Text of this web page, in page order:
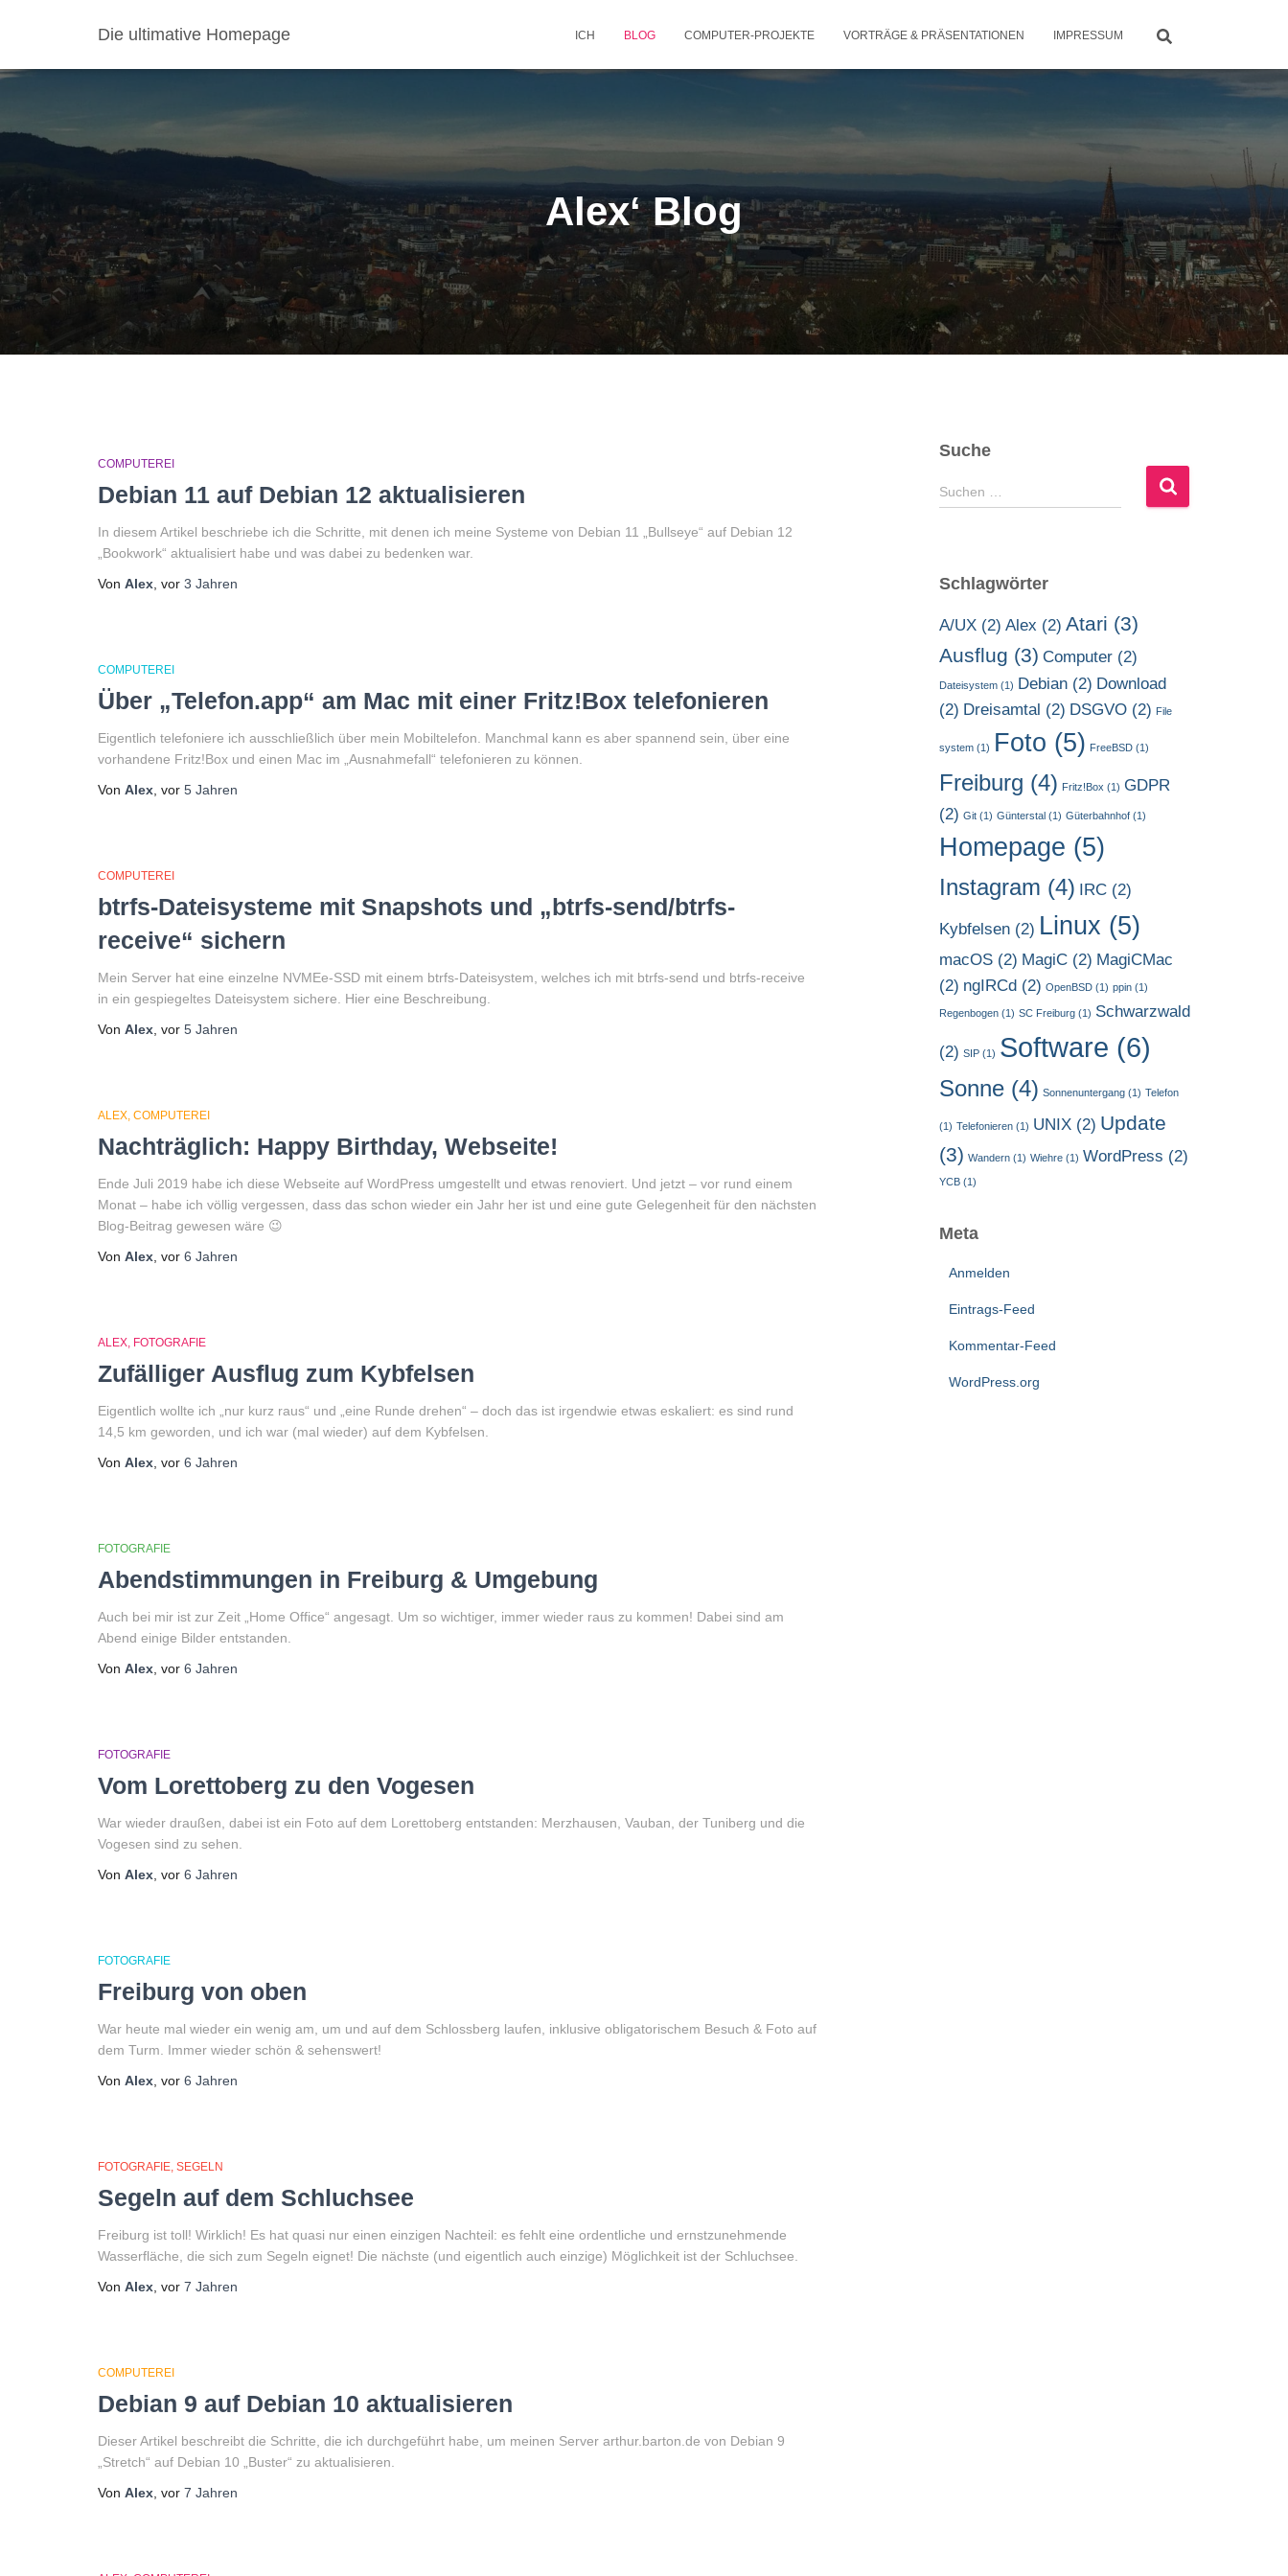
Die ultimative Homepage ICH BLOG COMPUTER-PROJEKTE VORTRÄGE & PRÄSENTATIONEN IMPRESSUM
Alex‘ Blog
COMPUTEREI
Debian 11 auf Debian 12 aktualisieren
In diesem Artikel beschriebe ich die Schritte, mit denen ich meine Systeme von Debian 11 „Bullseye“ auf Debian 12
„Bookwork“ aktualisiert habe und was dabei zu bedenken war.
Von Alex , vor 3 Jahren
COMPUTEREI
Über „Telefon.app“ am Mac mit einer Fritz!Box telefonieren
Eigentlich telefoniere ich ausschließlich über mein Mobiltelefon. Manchmal kann es aber spannend sein, über eine
vorhandene Fritz!Box und einen Mac im „Ausnahmefall“ telefonieren zu können.
Von Alex , vor 5 Jahren
COMPUTEREI
btrfs-Dateisysteme mit Snapshots und „btrfs-send/btrfs-
receive“ sichern
Mein Server hat eine einzelne NVMEe-SSD mit einem btrfs-Dateisystem, welches ich mit btrfs-send und btrfs-receive
in ein gespiegeltes Dateisystem sichere. Hier eine Beschreibung.
Von Alex , vor 5 Jahren
ALEX COMPUTEREI
Nachträglich: Happy Birthday, Webseite!
Ende Juli 2019 habe ich diese Webseite auf WordPress umgestellt und etwas renoviert. Und jetzt – vor rund einem
Monat – habe ich völlig vergessen, dass das schon wieder ein Jahr her ist und eine gute Gelegenheit für den nächsten
Blog-Beitrag gewesen wäre 😉
Von Alex , vor 6 Jahren
ALEX FOTOGRAFIE
Zufälliger Ausflug zum Kybfelsen
Eigentlich wollte ich „nur kurz raus“ und „eine Runde drehen“ – doch das ist irgendwie etwas eskaliert: es sind rund
14,5 km geworden, und ich war (mal wieder) auf dem Kybfelsen.
Von Alex , vor 6 Jahren
FOTOGRAFIE
Abendstimmungen in Freiburg & Umgebung
Auch bei mir ist zur Zeit „Home Office“ angesagt. Um so wichtiger, immer wieder raus zu kommen! Dabei sind am
Abend einige Bilder entstanden.
Von Alex , vor 6 Jahren
FOTOGRAFIE
Vom Lorettoberg zu den Vogesen
War wieder draußen, dabei ist ein Foto auf dem Lorettoberg entstanden: Merzhausen, Vauban, der Tuniberg und die
Vogesen sind zu sehen.
Von Alex , vor 6 Jahren
FOTOGRAFIE
Freiburg von oben
War heute mal wieder ein wenig am, um und auf dem Schlossberg laufen, inklusive obligatorischem Besuch & Foto auf
dem Turm. Immer wieder schön & sehenswert!
Von Alex , vor 6 Jahren
FOTOGRAFIE SEGELN
Segeln auf dem Schluchsee
Freiburg ist toll! Wirklich! Es hat quasi nur einen einzigen Nachteil: es fehlt eine ordentliche und ernstzunehmende
Wasserfläche, die sich zum Segeln eignet! Die nächste (und eigentlich auch einzige) Möglichkeit ist der Schluchsee.
Von Alex , vor 7 Jahren
COMPUTEREI
Debian 9 auf Debian 10 aktualisieren
Dieser Artikel beschreibt die Schritte, die ich durchgeführt habe, um meinen Server arthur.barton.de von Debian 9
„Stretch“ auf Debian 10 „Buster“ zu aktualisieren.
Von Alex , vor 7 Jahren
Suche
S
u
n
a
c
Suchen …
Schlagwörter
A/UX(2) Alex (2) Atari (3)
Ausflug (3) Computer(2)
Dateisystem(1) Debian(2) Download
(2) Dreisamtal (2) DSGVO(2) File
system(1) Foto (5) FreeBSD(1)
Freiburg (4) Fritz!Box (1) GDPR
(2) Git(1) Günterstal(1) Güterbahnhof(1)
Homepage (5)
Instagram (4) IRC(2)
Kybfelsen(2) Linux (5)
macOS(2) MagiC(2) MagiCMac
(2) ngIRCd(2) OpenBSD(1) ppin(1)
Regenbogen(1) SC Freiburg(1) Schwarzwald
(2) SIP(1) Software (6)
Sonne(4) Sonnenuntergang(1) Telefon
(1) Telefonieren(1) UNIX(2) Update
(3) Wandern(1) Wiehre(1) WordPress (2)
YCB(1)
Meta
Anmelden
Eintrags-Feed
Kommentar-Feed
WordPress.org